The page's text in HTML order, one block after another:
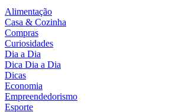
Alimentação
Casa & Cozinha
Compras
Curiosidades
Dia a Dia
Dica Dia a Dia
Dicas
Economia
Empreendedorismo
Esporte